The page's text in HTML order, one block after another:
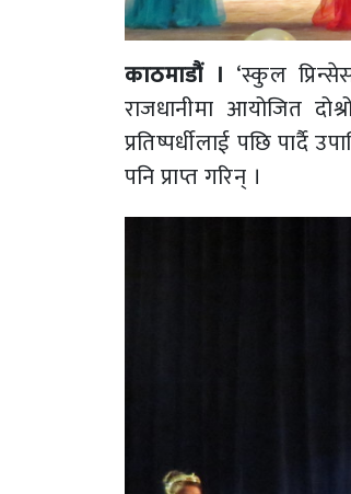
काठमाडौं । ‘स्कुल
राजधानीमा आयोजित
प्रतिष्पर्धीलाई पछि
पनि प्राप्त गरिन् ।